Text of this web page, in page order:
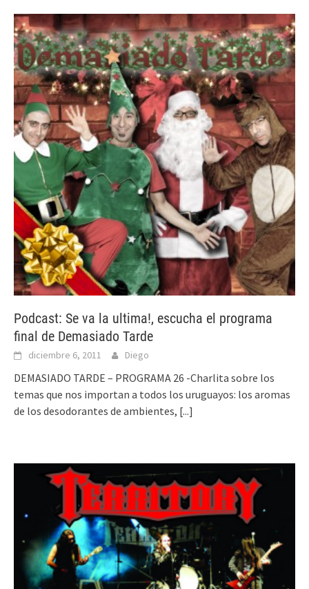
Podcast: Se va la ultima!, escucha el programa
final de Demasiado Tarde
diciembre 6, 2011 Diego
DEMASIADO TARDE – PROGRAMA 26 ‎-Charlita sobre los
temas que nos importan a todos los uruguayos: los aromas
de los desodorantes de ambientes, [...]